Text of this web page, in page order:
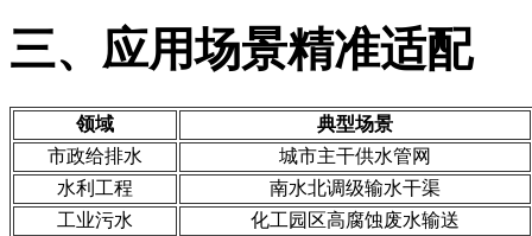
三、应用场景精准适配
领域
典型场景
市政给排水
城市主干供水管网
水利工程
南水北调级输水干渠
工业污水
化工园区高腐蚀废水输送